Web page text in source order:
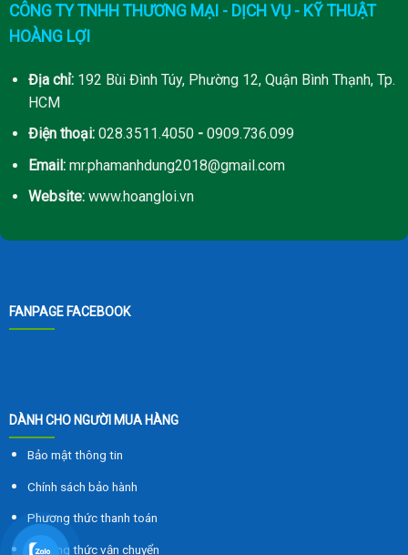
CÔNG TY TNHH THƯƠNG MẠI - DỊCH VỤ - KỸ THUẬT
HOÀNG LỢI
Địa chỉ:192 Bùi Đình Túy, Phường 12, Quận Bình Thạnh, Tp.
HCM
Điện thoại: 028.3511.4050-0909.736.099
Email:mr.phamanhdung2018@gmail.com
Website: www.hoangloi.vn
FANPAGE FACEBOOK
DÀNH CHO NGƯỜI MUA HÀNG
Bảo mật thông tin
Chính sách bảo hành
Phương thức thanh toán
Phương thức vận chuyển